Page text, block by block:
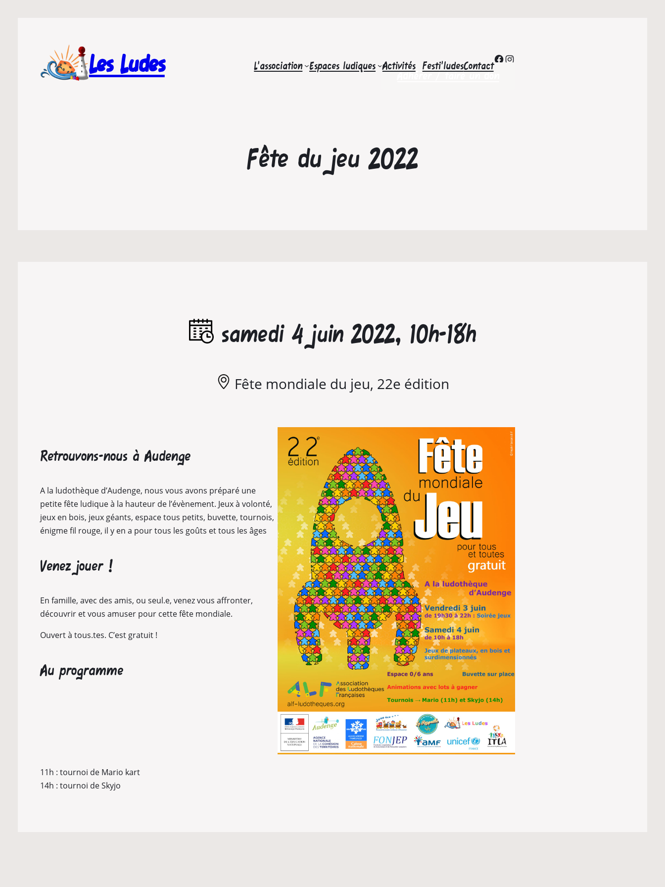
Les Ludes L’association Espaces ludiques Activités Festi’ludesContactFacebook
Instagram
Adhérer / faire un don
Fête du jeu 2022
samedi 4 juin 2022, 10h-18h
Fête mondiale du jeu, 22e édition
Retrouvons-nous à Audenge
A la ludothèque d’Audenge, nous vous avons préparé une
petite fête ludique à la hauteur de l’évènement. Jeux à volonté,
jeux en bois, jeux géants, espace tous petits, buvette, tournois,
énigme fil rouge, il y en a pour tous les goûts et tous les âges
Venez jouer !
En famille, avec des amis, ou seul.e, venez vous affronter,
découvrir et vous amuser pour cette fête mondiale.
Ouvert à tous.tes. C’est gratuit !
Au programme
11h : tournoi de Mario kart
14h : tournoi de Skyjo